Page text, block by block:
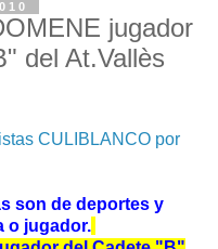
jugador
del At.Vallès
CULIBLANCO por
son de deportes y
o jugador.